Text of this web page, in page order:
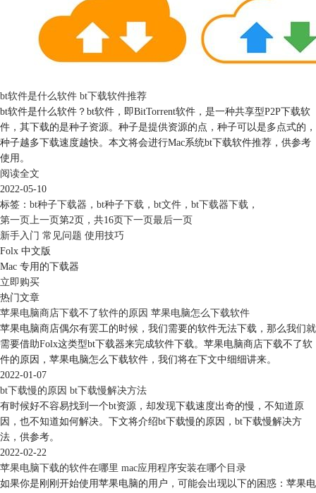
bt软件是什么软件 bt下载软件推荐
bt软件是什么软件？bt软件，即BitTorrent软件，是一种共享型P2P下载软
件，其下载的是种子资源。种子是提供资源的点，种子可以是多点式的，
种子越多下载速度越快。本文将会进行Mac系统bt下载软件推荐，供参考
使用。
阅读全文
2022-05-10
标签： bt种子下载器 ， bt种子下载 ， bt文件 ， bt下载器下载 ，
第一页上一页第2页， 共16页下一页最后一页
新手入门 常见问题 使用技巧
Folx 中文版
Mac 专用的下载器
立即购买
热门文章
苹果电脑商店下载不了软件的原因 苹果电脑怎么下载软件
苹果电脑商店偶尔有罢工的时候，我们需要的软件无法下载，那么我们就
需要借助Folx这类型bt下载器来完成软件下载。苹果电脑商店下载不了软
件的原因，苹果电脑怎么下载软件，我们将在下文中细细讲来。
2022-01-07
bt下载慢的原因 bt下载慢解决方法
有时候好不容易找到一个bt资源，却发现下载速度出奇的慢，不知道原
因，也不知道如何解决。下文将介绍bt下载慢的原因，bt下载慢解决方
法，供参考。
2022-02-22
苹果电脑下载的软件在哪里 mac应用程序安装在哪个目录
如果你是刚刚开始使用苹果电脑的用户，可能会出现以下的困惑：苹果电